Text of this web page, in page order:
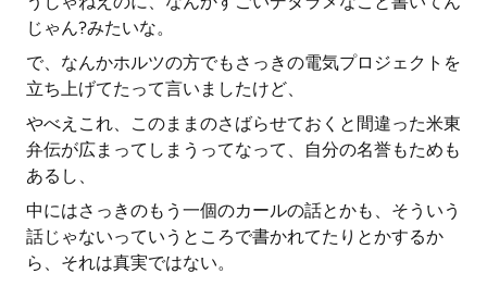
じゃん?みたいな。
で、なんかホルツの方でもさっきの電気プロジェクトを
立ち上げてたって言いましたけど、
やべえこれ、このままのさばらせておくと間違った米東
弁伝が広まってしまうってなって、自分の名誉もためも
あるし、
中にはさっきのもう一個のカールの話とかも、そういう
話じゃないっていうところで書かれてたりとかするか
ら、それは真実ではない。